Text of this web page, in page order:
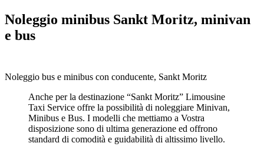
Noleggio minibus Sankt Moritz, minivan
e bus
Noleggio bus e minibus con conducente, Sankt Moritz
Anche per la destinazione “Sankt Moritz” Limousine
Taxi Service offre la possibilità di noleggiare Minivan,
Minibus e Bus. I modelli che mettiamo a Vostra
disposizione sono di ultima generazione ed offrono
standard di comodità e guidabilità di altissimo livello.